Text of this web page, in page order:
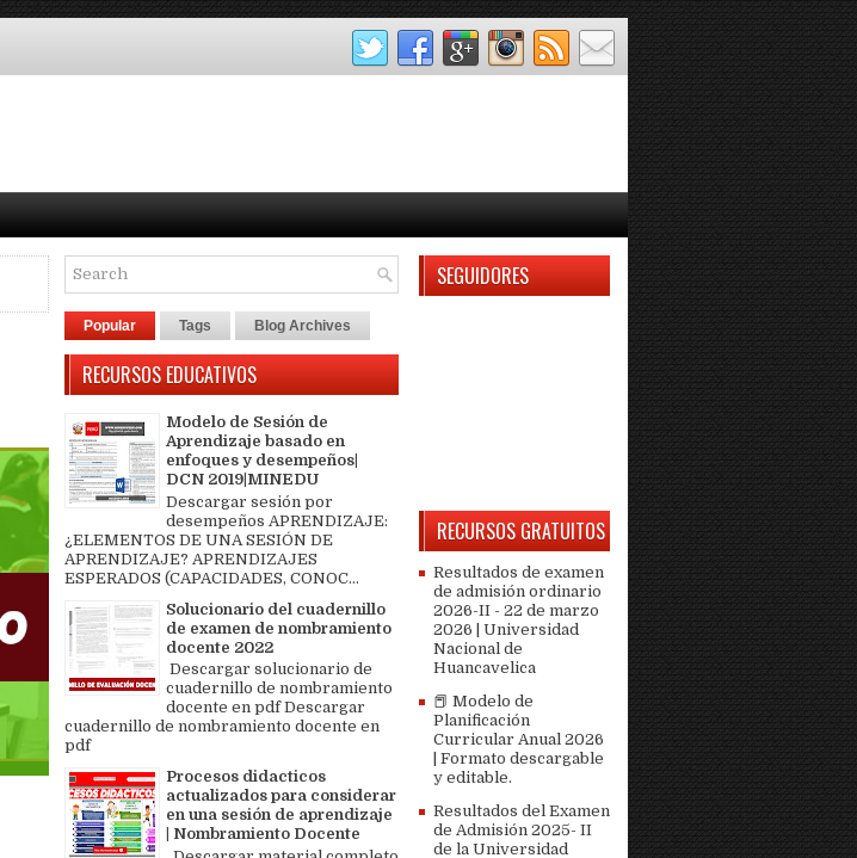
Popular Tags Blog Archives
RECURSOS EDUCATIVOS
Modelo de Sesión de
Aprendizaje basado en
enfoques y desempeños|
DCN 2019|MINEDU
Descargar sesión por
desempeños APRENDIZAJE:
¿ELEMENTOS DE UNA SESIÓN DE
APRENDIZAJE? APRENDIZAJES
ESPERADOS (CAPACIDADES, CONOC...
Solucionario del cuadernillo
de examen de nombramiento
docente 2022
Descargar solucionario de
cuadernillo de nombramiento
docente en pdf Descargar
cuadernillo de nombramiento docente en
pdf
Procesos didacticos
actualizados para considerar
en una sesión de aprendizaje
| Nombramiento Docente
SEGUIDORES
RECURSOS GRATUITOS
Resultados de examen
de admisión ordinario
2026-II - 22 de marzo
2026 | Universidad
Nacional de
Huancavelica
📕 Modelo de
Planificación
Curricular Anual 2026
| Formato descargable
y editable.
Resultados del Examen
de Admisión 2025- II
de la Universidad